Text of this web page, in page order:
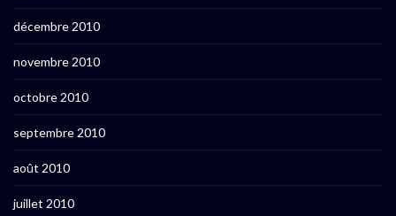
décembre 2010
novembre 2010
octobre 2010
septembre 2010
août 2010
juillet 2010